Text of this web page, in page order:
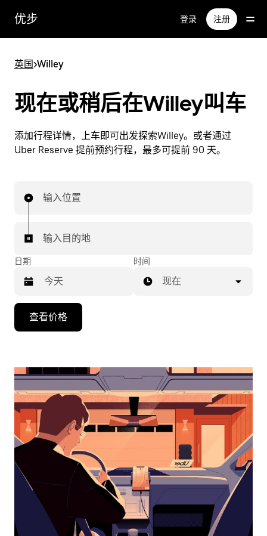
优步 登录 注册
英国>Willey
现在或稍后在Willey叫车
添加行程详情，上车即可出发探索Willey。或者通过
Uber Reserve 提前预约行程，最多可提前 90 天。
输入位置
输入目的地
日期
向
头
浏
日
并
期。
时间
现在
查看价格